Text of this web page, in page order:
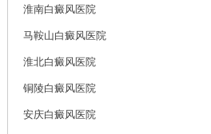
淮南白癜风医院
马鞍山白癜风医院
淮北白癜风医院
铜陵白癜风医院
安庆白癜风医院